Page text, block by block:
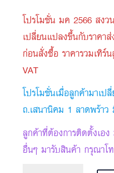
โปรโมชั่น มค 2566 สงว
เปลี่ยนแปลงขึ้นกับราคา
ก่อนสั่งซื้อ ราคารวมเทิร์
VAT
โปรโมชั่นเมื่อลูกค้ามาเ
ถ.เสนานิคม 1 ลาดพร้า
ลูกค้าที่ต้องการติดตั้งเอ
อื่นๆ มารับสินค้า กรุณาโ